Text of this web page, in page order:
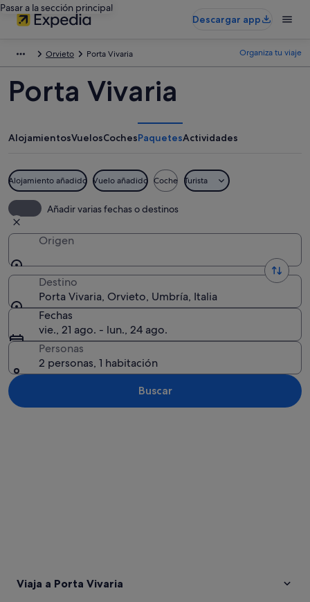
Pasar a la sección principal
Descargar app
Orvieto Porta Vivaria Organiza tu viaje
Porta Vivaria
AlojamientosVuelosCochesPaquetesActividades
Alojamiento añadido Vuelo añadido Coche Turista
Añadir varias fechas o destinos
Origen
Destino
Porta Vivaria, Orvieto, Umbría, Italia
Fechas
vie., 21 ago. - lun., 24 ago.
Personas
2 personas, 1 habitación
Buscar
Viaja a Porta Vivaria